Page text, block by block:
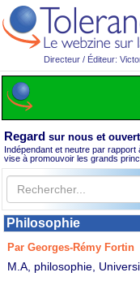
Directeur / Éditeur:
Regard sur nous et
Indépendant et neutre par rapport
vise à promouvoir les grands
Philosophie
Par Georges-Rémy Fortin
M.A, philosophie,